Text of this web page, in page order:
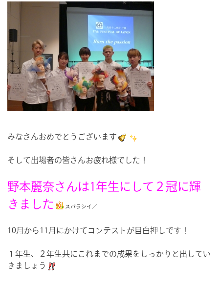
みなさんおめでとうございます
そして出場者の皆さんお疲れ様でした！
野本麗奈さんは1年生にして２冠に輝
きました
スバラシイ／
10月から11月にかけてコンテストが目白押しです！
１年生、２年生共にこれまでの成果をしっかりと出してい
きましょう